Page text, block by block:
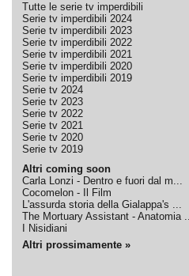
Tutte le serie tv imperdibili
Serie tv imperdibili 2024
Serie tv imperdibili 2023
Serie tv imperdibili 2022
Serie tv imperdibili 2021
Serie tv imperdibili 2020
Serie tv imperdibili 2019
Serie tv 2024
Serie tv 2023
Serie tv 2022
Serie tv 2021
Serie tv 2020
Serie tv 2019
Altri coming soon
Carla Lonzi - Dentro e fuori dal m...
Cocomelon - Il Film
L'assurda storia della Gialappa's ...
The Mortuary Assistant - Anatomia
I Nisidiani
Altri prossimamente »